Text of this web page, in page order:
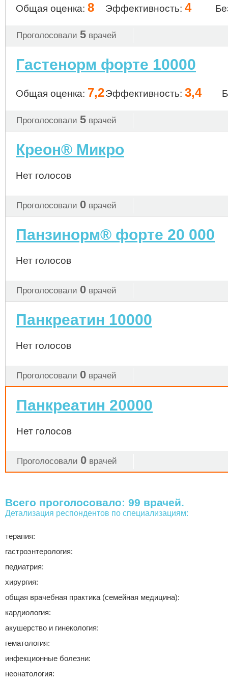
Общая оценка: 8 Эффективность: 4
Проголосовали 5 врачей
Гастенорм форте 10000
Общая оценка: 7,2Эффективность: 3,4
Проголосовали 5 врачей
Креон® Микро
Нет голосов
Проголосовали 0 врачей
Панзинорм® форте 20 000
Нет голосов
Проголосовали 0 врачей
Панкреатин 10000
Нет голосов
Проголосовали 0 врачей
Панкреатин 20000
Нет голосов
Проголосовали 0 врачей
Всего проголосовало: 99 врачей.
Детализация респондентов по специализациям:
терапия:
гастроэнтерология:
педиатрия:
хирургия:
общая врачебная практика (семейная медицина):
кардиология:
акушерство и гинекология:
гематология:
инфекционные болезни:
неонатология: